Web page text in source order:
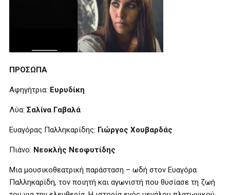
ΠΡΟΣΩΠΑ
Αφηγήτρια: Ευρυδίκη
Λύα: Σαλίνα Γαβαλά
Ευαγόρας Παλληκαρίδης: Γιώργος Χουβαρδάς
Πιάνο: Νεοκλής Νεοφυτίδης
Μια μουσικοθεατρική παράσταση – ωδή στον Ευαγόρα
Παλληκαρίδη, τον ποιητή και αγωνιστή που θυσίασε τη ζωή